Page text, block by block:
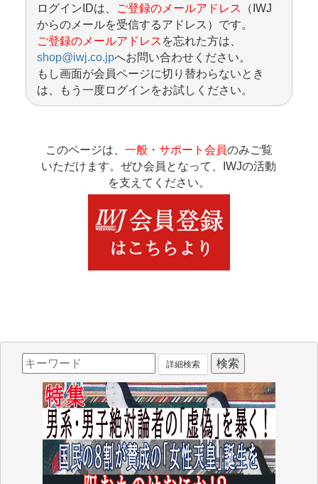
ログインIDは、
ご登録のメールアドレス
（IWJ
からのメールを受信するアドレス）です。
ご登録のメールアドレス を忘れた方は、
shop@iwj.co.jpへお問い合わせください。
もし画面が会員ページに切り替わらないとき
は、もう一度ログインをお試しください。
このページは、 一般・サポート会員のみご覧
いただけます。ぜひ会員となって、IWJの活動
を支えてください。
詳細検索